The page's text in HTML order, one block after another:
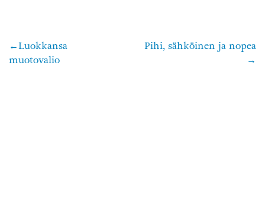
Artikkelien
Luokkansa
muotovalio
Pihi, sähköinen ja nopea